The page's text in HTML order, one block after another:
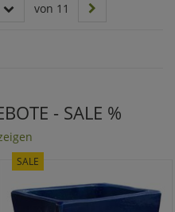
von 11
- SALE %
SALE